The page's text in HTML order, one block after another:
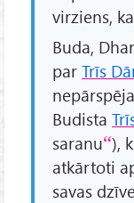
virziens,
Buda,
par Trīs
Budista
saranu ),
atkārtoti
savas